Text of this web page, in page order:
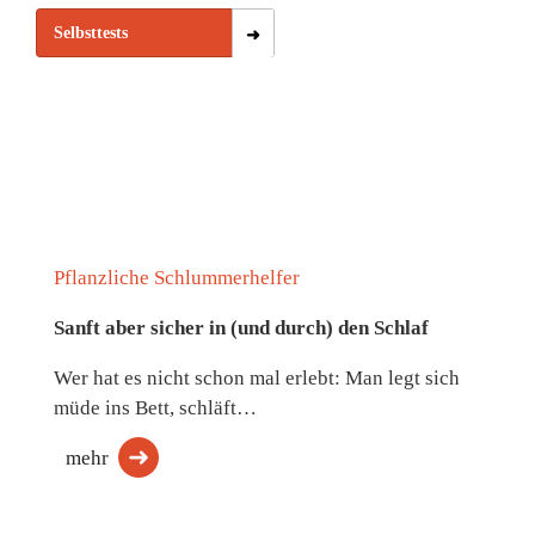
Selbsttests
Pflanzliche Schlummerhelfer
Sanft aber sicher in (und durch) den Schlaf
Wer hat es nicht schon mal erlebt: Man legt sich
müde ins Bett, schläft…
mehr